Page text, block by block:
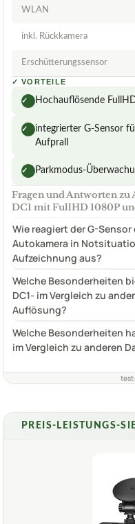
WLAN
inkl. Rückkamera
Erschütterungssensor
✓ VORTEILE
✓ Hochauflösende
✓
integrierter G-Sensor
Aufprall
✓ Parkmodus-
Fragen und Antworten zu
DC1 mit FullHD 1080P
Wie reagiert der G-Sensor
Autokamera in
Aufzeichnung aus?
Welche Besonderheiten
DC1- im Vergleich zu
Auflösung?
Welche Besonderheiten
im Vergleich zu anderen
PREIS-LEISTUNGS-